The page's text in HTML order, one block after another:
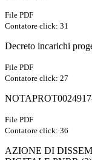
File PDF
Contatore click: 31
Decreto incarichi
File PDF
Contatore click: 27
File PDF
Contatore click: 36
AZIONE DI